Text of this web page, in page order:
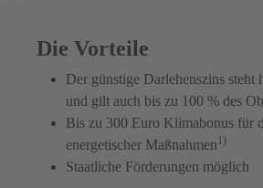
Die Vorteile
Der günstige Darlehenszins steht
und gilt auch bis zu 100 % des
Bis zu 300 Euro Klimabonus für
energetischer Maßnahmen1)
Staatliche Förderungen möglich